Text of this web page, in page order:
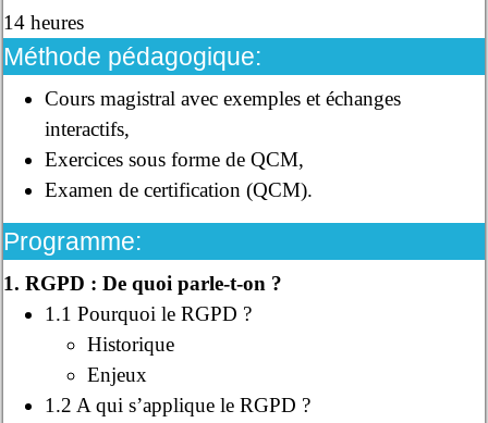
14 heures
Méthode pédagogique:
Cours magistral avec exemples et échanges
interactifs,
Exercices sous forme de QCM,
Examen de certification (QCM).
Programme:
1. RGPD : De quoi parle-t-on ?
1.1 Pourquoi le RGPD ?
Historique
Enjeux
1.2 A qui s’applique le RGPD ?